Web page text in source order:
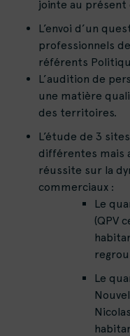
jointe au
L’envoi d’un
professionnels
référents
L’audition de
une matière
des territoires.
L’étude de 3
différentes mais
réussite sur la
commerciaux :
Le
(QPV
Le